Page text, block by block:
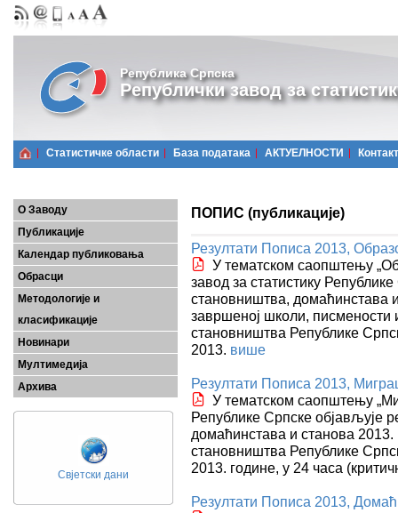
Република Српска
Републички завод за
Статистичке области Базa података АКТУЕЛНОСТИ Контакт
О Заводу
Публикације
Календар публиковања
Обрасци
Методологије и
класификације
Новинари
Мултимедија
Архива
Свјетски дани
ПОПИС (публикације)
Резултати Пописа 2013,
У тематском саопштењу
завод за статистику
становништва, домаћинстава
завршеној школи, писмености
становништва Републике
2013. више
Резултати Пописа 2013,
У тематском саопштењу
Републике Српске објављује
домаћинстава и станова
становништва Републике
2013. године, у 24 часа
Резултати Пописа 2013,